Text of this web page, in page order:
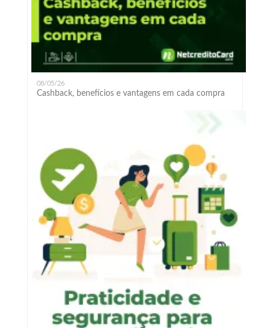
08/05/26
Cashback, benefícios e vantagens em cada compra